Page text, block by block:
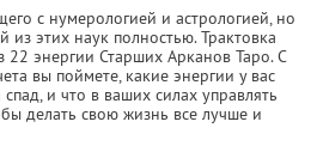
с нумерологией и астрологией, но
этих наук полностью. Трактовка
22 энергии Старших Арканов Таро. С
вы поймете, какие энергии у вас
и что в ваших силах управлять
делать свою жизнь все лучше и